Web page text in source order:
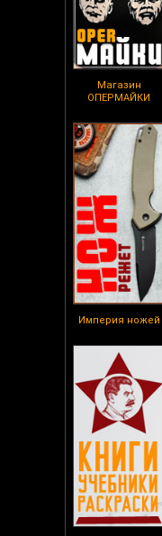
Магазин
ОПЕРМАЙКИ
Империя ножей